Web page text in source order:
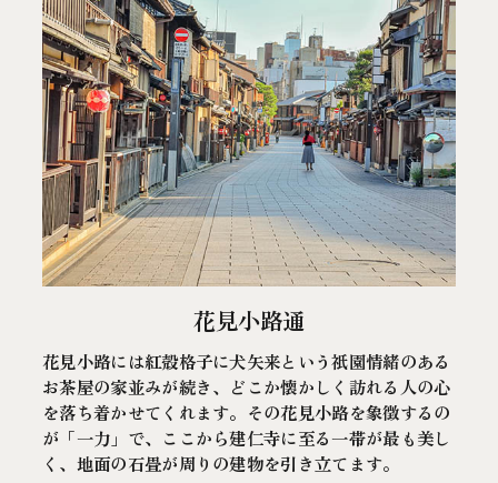
花見小路通
花見小路には紅殻格子に犬矢来という祇園情緒のある
お茶屋の家並みが続き、どこか懐かしく訪れる人の心
を落ち着かせてくれます。その花見小路を象徴するの
が「一力」で、ここから建仁寺に至る一帯が最も美し
く、地面の石畳が周りの建物を引き立てます。